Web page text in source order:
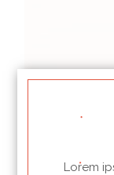
Lorem